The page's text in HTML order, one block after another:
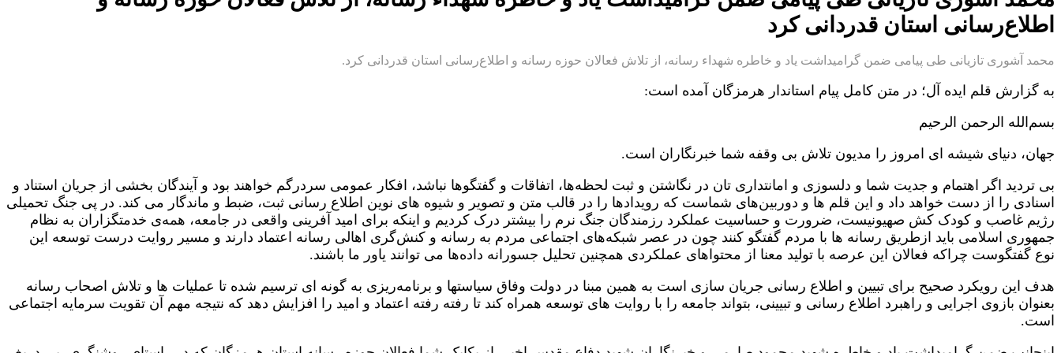
اطلاع‌رسانی استان قدردانی کرد
محمد آشوری تازیانی طی پیامی ضمن گرامیداشت یاد و خاطره شهداء رسانه، از تلاش فعالان حوزه رسانه و اطلاع‌رسانی استان قدردانی کرد.
به گزارش قلم ایده آل؛ در متن کامل پیام استاندار هرمزگان آمده است:
بسم‌الله الرحمن الرحیم
جهان، دنیای شیشه ای امروز را مدیون تلاش بی وقفه شما خبرنگاران است.
بی تردید اگر اهتمام و جدیت شما و دلسوزی و امانتداری تان در نگاشتن و ثبت لحظه‌ها، اتفاقات و گفتگوها نباشد، افکار عمومی سردرگم خواهند بود و آیندگان بخشی از جریان استناد و
اسنادی را از دست خواهد داد و این قلم ها و دوربین‌های شماست که رویدادها را در قالب متن و تصویر و شیوه های نوین اطلاع رسانی ثبت، ضبط و ماندگار می کند. در پی جنگ تحمیلی
رژیم غاصب و کودک کش صهیونیست، ضرورت و حساسیت عملکرد رزمندگان جنگ نرم را بیشتر درک کردیم و اینکه برای امید آفرینی واقعی در جامعه، همه‌ی خدمتگزاران به نظام
جمهوری اسلامی باید ازطریق رسانه ها با مردم گفتگو کنند چون در عصر شبکه‌های اجتماعی مردم به رسانه و کنش‌گری اهالی رسانه اعتماد دارند و مسیر روایت درست توسعه این
نوع گفتگوست چراکه فعالان این عرصه با تولید معنا از محتواهای عملکردی همچنین تحلیل جسورانه داده‌ها می توانند یاور ما باشند.
هدف این رویکرد صحیح برای تبیین و اطلاع رسانی جریان سازی است به همین مبنا در دولت وفاق سیاستها و برنامه‌ریزی به گونه ای ترسیم شده تا عملیات ها و تلاش اصحاب رسانه
بعنوان بازوی اجرایی و راهبرد اطلاع رسانی و تبیینی، بتواند جامعه را با روایت های توسعه همراه کند تا رفته رفته اعتماد و امید را افزایش دهد که نتیجه مهم آن تقویت سرمایه اجتماعی
است.